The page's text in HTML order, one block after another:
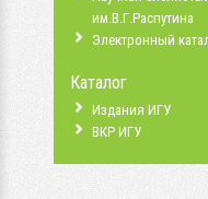
им.В.Г.Распутина
Электронный
Каталог
Издания ИГУ
ВКР ИГУ